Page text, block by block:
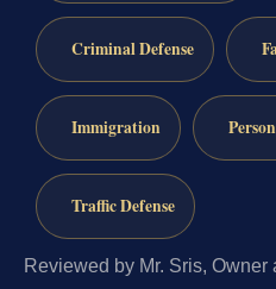
Criminal Defense
Immigration
Traffic Defense
Reviewed by Mr. Sris, Owner